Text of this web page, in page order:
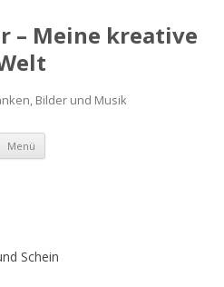
– Meine kreative
Bilder und Musik
Menü Zum
springen
Schein